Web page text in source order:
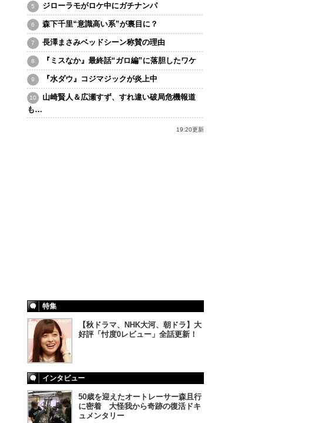
ジローラモがロケ中にガチナンパ
森下千里“意識高い系”が裏目に？
長澤まさみベッドシーン称賛の理由
『ミスなか』最終話“ガロ編”に落胆したワケ
『水ダウ』コジマジックが炎上中
山崎賢人＆広瀬すず、すれ違い破局危機報道
も…
19:20更新
特集
【秋ドラマ、NHK大河、朝ドラ】大
好評「忖度0レビュー」全話更新！
インタビュー
50歳を迎えたオートレーサー森且行
に密着 大怪我から奇跡の復活ドキ
ュメンタリー